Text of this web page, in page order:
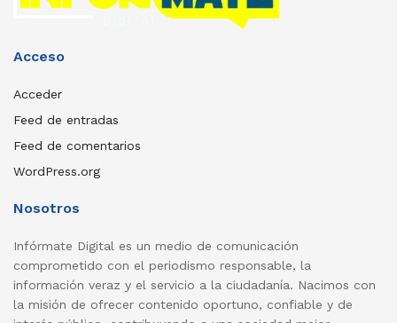
Acceso
Acceder
Feed de entradas
Feed de comentarios
WordPress.org
Nosotros
Infórmate Digital es un medio de comunicación
comprometido con el periodismo responsable, la
información veraz y el servicio a la ciudadanía. Nacimos con
la misión de ofrecer contenido oportuno, confiable y de